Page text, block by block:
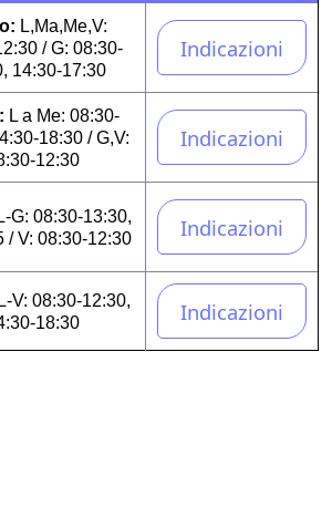
L,Ma,Me,V:
/ G: 08:30-
14:30-17:30
L a Me: 08:30-
18:30 / G,V:
12:30
G: 08:30-13:30,
/ V: 08:30-12:30
V: 08:30-12:30,
18:30